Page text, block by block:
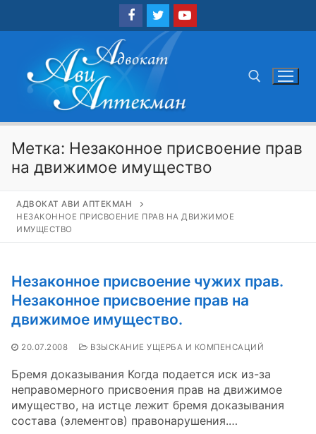
Метка: Незаконное присвоение прав
на движимое имущество
АДВОКАТ АВИ АПТЕКМАН
НЕЗАКОННОЕ ПРИСВОЕНИЕ ПРАВ НА ДВИЖИМОЕ
ИМУЩЕСТВО
Незаконное присвоение чужих прав.
Незаконное присвоение прав на
движимое имущество.
20.07.2008 ВЗЫСКАНИЕ УЩЕРБА И КОМПЕНСАЦИЙ
Бремя доказывания Когда подается иск из-за
неправомерного присвоения прав на движимое
имущество, на истце лежит бремя доказывания
состава (элементов) правонарушения.…